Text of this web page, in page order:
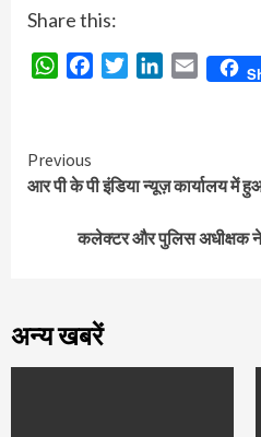
Share this:
WhatsAppFacebookTwitterLinkedIn
Email
Continue
Reading
Previous
आर पी के पी इंडिया न्यूज़ कार्यालय में
कलेक्टर और पुलिस अधीक्षक ने
अन्य खबरें